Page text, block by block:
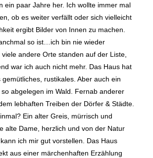
ein paar Jahre her. Ich wollte immer mal
ob es weiter verfällt oder sich vielleicht
ergibt Bilder von Innen zu machen.
so ist…ich bin nie wieder
andere Orte standen auf der Liste,
war ich auch nicht mehr. Das Haus hat
gemütliches, rustikales. Aber auch ein
abgelegen im Wald. Fernab anderer
lebhaften Treiben der Dörfer & Städte.
Ein alter Greis, mürrisch und
alte Dame, herzlich und von der Natur
ich mir gut vorstellen. Das Haus
aus einer märchenhaften Erzählung